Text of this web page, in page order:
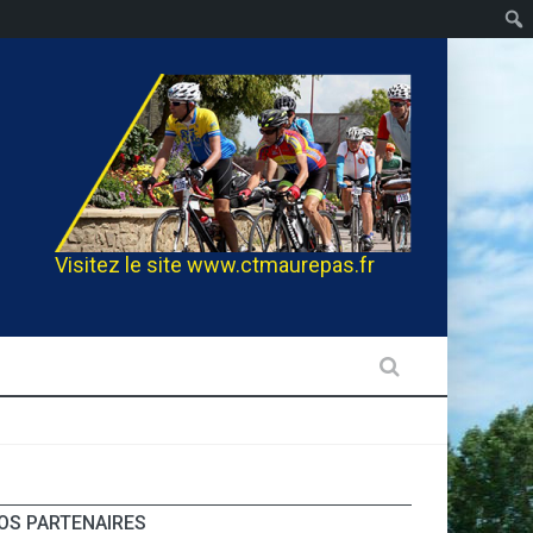
Visitez le site www.ctmaurepas.fr
PARTENAIRES